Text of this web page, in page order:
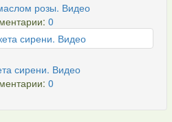
розы. Видео
0
сирени. Видео
0